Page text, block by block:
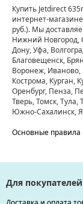
Купить Jetdirect
интернет-
руб.). Мы
Нижний Новгород,
Дону, Уфа,
Благовещенск,
Воронеж, Иваново,
Кострома, Курган,
Оренбург, Пенза,
Тверь, Томск,
Южно-Сахалинск,
Основные правила
Для покупателей